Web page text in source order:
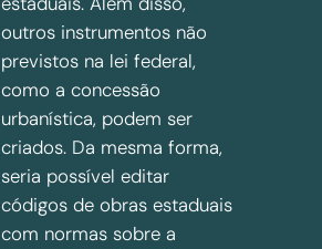
outros instrumentos não
previstos na lei federal,
como a concessão
urbanística, podem ser
criados. Da mesma forma,
seria possível editar
códigos de obras estaduais
com normas sobre a